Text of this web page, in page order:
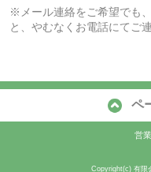
※メール連絡をご希望でも
と、やむなくお電話にてご
ペ
営
Copyright(c) 有限